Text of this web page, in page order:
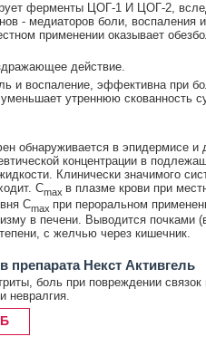
ферменты ЦОГ-1 И ЦОГ-2,
- медиаторов боли, воспаления и
применении оказывает
действие.
и воспаление, эффективна при
утреннюю скованность
обнаруживается в эпидермисе и
концентрации в
Клинически значимого
Сmax в плазме крови при
Сmax при пероральном
в печени. Выводится почками
с желчью через кишечник.
препарата Некст Активгель
боль при повреждении связок
невралгия.